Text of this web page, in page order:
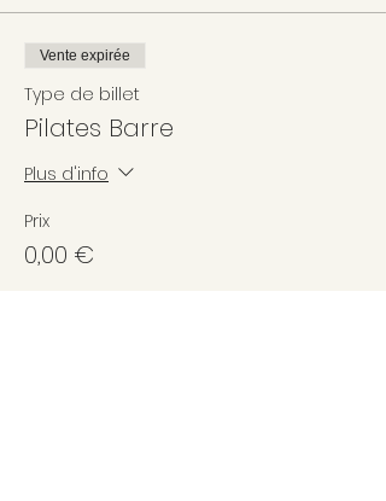
Vente expirée
Type de billet
Pilates Barre
Plus d'info
Prix
0,00 €